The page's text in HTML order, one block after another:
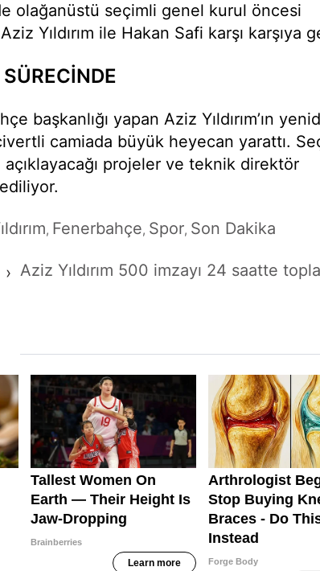
olağanüstü seçimli genel kurul öncesi
Yıldırım ile Hakan Safi karşı karşıya
başkanlığı yapan Aziz Yıldırım’ın
camiada büyük heyecan yarattı.
açıklayacağı projeler ve teknik direktör
, Fenerbahçe, Spor, Son Dakika
› Aziz Yıldırım 500 imzayı 24 saatte